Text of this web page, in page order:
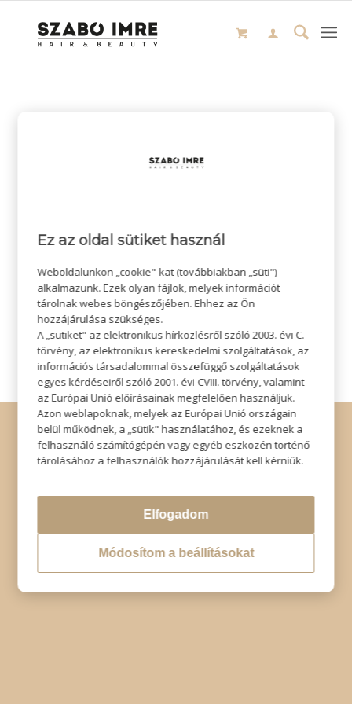
© Copyright - Szabó Imre Hair & Beauty
Impresszum| Adatkezelési tájékoztató Elállás
Ez az oldal sütiket használ
Weboldalunkon „cookie"-kat (továbbiakban „süti")
alkalmazunk. Ezek olyan fájlok, melyek információt
tárolnak webes böngészőjében. Ehhez az Ön
hozzájárulása szükséges.
A „sütiket" az elektronikus hírközlésről szóló 2003. évi C.
törvény, az elektronikus kereskedelmi szolgáltatások, az
információs társadalommal összefüggő szolgáltatások
egyes kérdéseiről szóló 2001. évi CVIII. törvény, valamint
az Európai Unió előírásainak megfelelően használjuk.
Azon weblapoknak, melyek az Európai Unió országain
belül működnek, a „sütik" használatához, és ezeknek a
felhasználó számítógépén vagy egyéb eszközén történő
tárolásához a felhasználók hozzájárulását kell kérniük.
Elfogadom
Módosítom a beállításokat